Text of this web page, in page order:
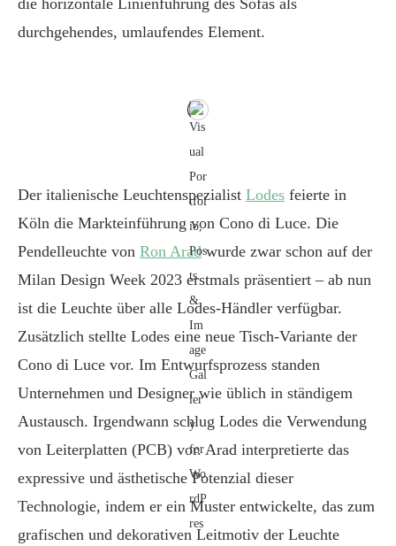
die horizontale Linienführung des Sofas als
durchgehendes, umlaufendes Element.
Der italienische Leuchtenspezialist Lodes feierte in
Köln die Markteinführung von Cono di Luce. Die
Pendelleuchte von Ron Aradwurde zwar schon auf der
Milan Design Week 2023 erstmals präsentiert – ab nun
ist die Leuchte über alle Lodes-Händler verfügbar.
Zusätzlich stellte Lodes eine neue Tisch-Variante der
Cono di Luce vor. Im Entwurfsprozess standen
Unternehmen und Designer wie üblich in ständigem
Austausch. Irgendwann schlug Lodes die Verwendung
von Leiterplatten (PCB) vor. Arad interpretierte das
expressive und ästhetische Potenzial dieser
Technologie, indem er ein Muster entwickelte, das zum
grafischen und dekorativen Leitmotiv der Leuchte